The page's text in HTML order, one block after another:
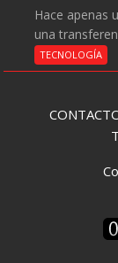
Hace apenas
una
TECNOLOGÍA